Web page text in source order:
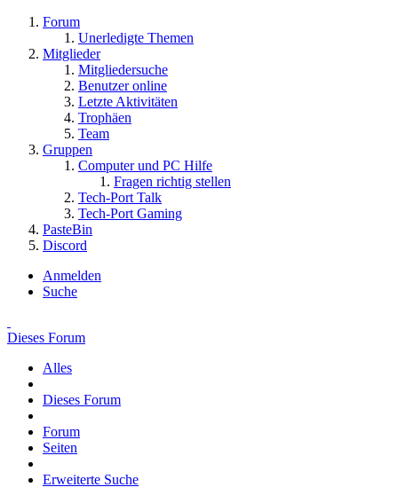
Forum
Unerledigte Themen
Mitglieder
Mitgliedersuche
Benutzer online
Letzte Aktivitäten
Trophäen
Team
Gruppen
Computer und PC Hilfe
Fragen richtig stellen
Tech-Port Talk
Tech-Port Gaming
PasteBin
Discord
Anmelden
Suche
Dieses Forum
Alles
Dieses Forum
Forum
Seiten
Erweiterte Suche